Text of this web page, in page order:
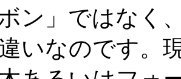
ン」ではなく
いなのです。